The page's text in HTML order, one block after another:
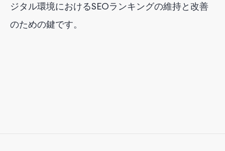
ジタル環境におけるSEOランキングの維持と改善
のための鍵です。